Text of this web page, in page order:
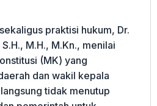
praktisi hukum, Dr.
M.H., M.Kn., menilai
(MK) yang
dan wakil kepala
tidak menutup